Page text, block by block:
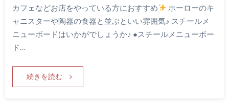
カフェなどお店をやっている方におすすめ
ホーローのキ
ャニスターや陶器の食器と並ぶといい雰囲気♪ スチールメ
ニューボードはいかがでしょうか♪ ●スチールメニューボー
ド…
続きを読む